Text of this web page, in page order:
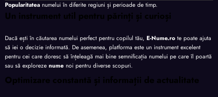
Popularitatea numelui în diferite regiuni și perioade de timp.
Un instrument util pentru părinți și curioși
Dacă ești în căutarea numelui perfect pentru copilul tău, E-Nume.ro te poate ajuta
să iei o decizie informată. De asemenea, platforma este un instrument excelent
pentru cei care doresc să înțeleagă mai bine semnificația numelui pe care îl poartă
sau să exploreze nume noi pentru diverse scopuri.
Optimizare constantă și informații de actualitate